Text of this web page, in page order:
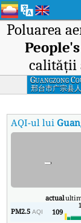
Poluarea
calității
Guangzong
People's
Xingtai
邢台市广宗县
AQI-ul lui
-
actual
PM2.5AQI 109